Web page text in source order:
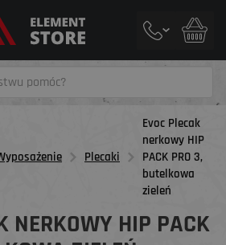
Plecaki
Evoc Plecak
nerkowy HIP
PACK PRO 3,
butelkowa
zieleń
NERKOWY HIP PACK